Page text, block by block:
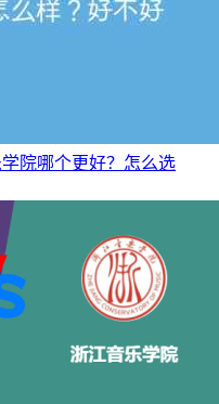
程专业录取分数
交通运输类，隶属于福建
为福建农林大学交通工程
综合类518分，位次
院哪个更好？怎么选